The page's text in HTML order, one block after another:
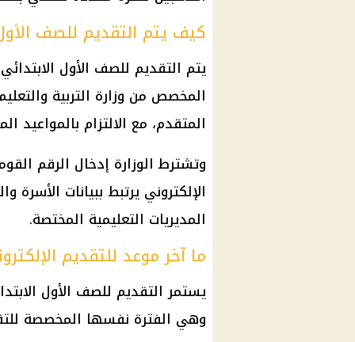
كيف يتم التقديم للصف الأول
المخصص من وزارة التربية
المتقدم، مع الالتزام بالمواعيد
وتشترط الوزارة إدخال الرقم
الإلكتروني يرتبط ببيانات
المديريات التعليمية المختصة.
ما آخر موعد للتقديم
وهي الفترة نفسها المخصصة